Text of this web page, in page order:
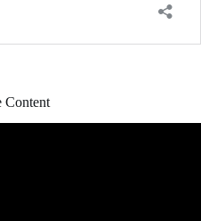
Content